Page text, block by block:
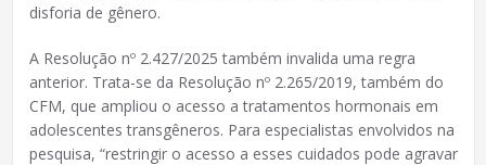
disforia de gênero.
A Resolução nº 2.427/2025 também invalida uma regra
anterior. Trata-se da Resolução nº 2.265/2019, também do
CFM, que ampliou o acesso a tratamentos hormonais em
adolescentes transgêneros. Para especialistas envolvidos na
pesquisa, “restringir o acesso a esses cuidados pode agravar